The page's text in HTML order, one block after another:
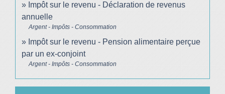
Impôt sur le revenu - Déclaration de revenus
annuelle
Argent - Impôts - Consommation
Impôt sur le revenu - Pension alimentaire perçue
par un ex-conjoint
Argent - Impôts - Consommation